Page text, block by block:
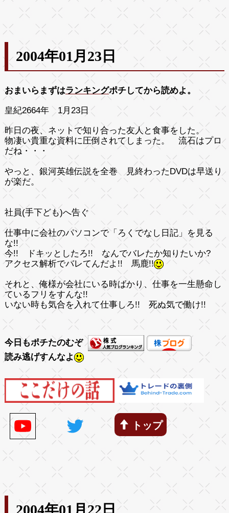
2004年01月23日
おまいらまずはランキングポチしてから読めよ。
皇紀2664年 1月23日
昨日の夜、ネットで知り合った友人と食事をした。
物凄い貴重な資料に圧倒されてしまった。 流石はプロ
だね・・・
やっと、銀河英雄伝説を全巻 見終わったDVDは早送り
が楽だ。
社員(手下ども)へ告ぐ
仕事中に会社のパソコンで「ろくでなし日記」を見る
な!!
今!! ドキッとしたろ!! なんでバレたか知りたいか?
アクセス解析でバレてんだよ!! 馬鹿!!
それと、俺様が会社にいる時ばかり、仕事を一生懸命し
ているフリ をすんな!!
いない時も気合を入れて仕事しろ!! 死ぬ気で働け!!
今日もポチたのむぞ
読み逃げすんなよ
トップ